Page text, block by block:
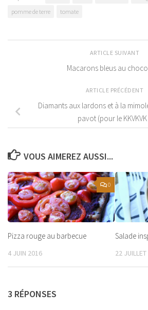
pomme de terre
tomate
ARTICLE SUIVANT
Macarons bleus au
ARTICLE PRÉCÉDENT
Diamants aux lardons et à la
pavot (pour le KKVKVK
VOUS AIMEREZ AUSSI...
0
Pizza rouge au barbecue
4 JUIN 2016
Salade
22
3 RÉPONSES